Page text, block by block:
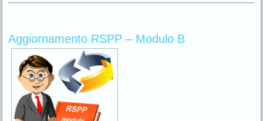
Aggiornamento RSPP – Modulo B